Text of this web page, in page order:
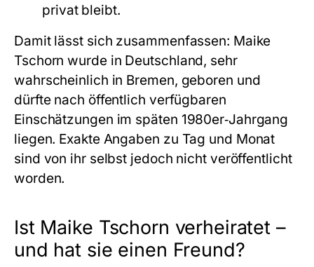
privat bleibt.
Damit lässt sich zusammenfassen: Maike
Tschorn wurde in Deutschland, sehr
wahrscheinlich in Bremen, geboren und
dürfte nach öffentlich verfügbaren
Einschätzungen im späten 1980er‑Jahrgang
liegen. Exakte Angaben zu Tag und Monat
sind von ihr selbst jedoch nicht veröffentlicht
worden.
Ist Maike Tschorn verheiratet –
und hat sie einen Freund?